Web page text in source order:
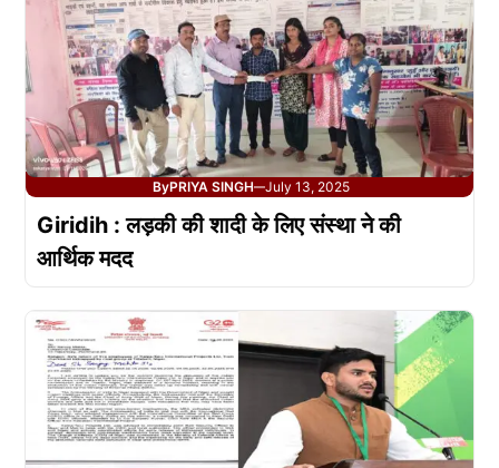
ByPRIYA SINGH—July 13, 2025
Giridih : लड़की की शादी के लिए संस्था ने की
आर्थिक मदद